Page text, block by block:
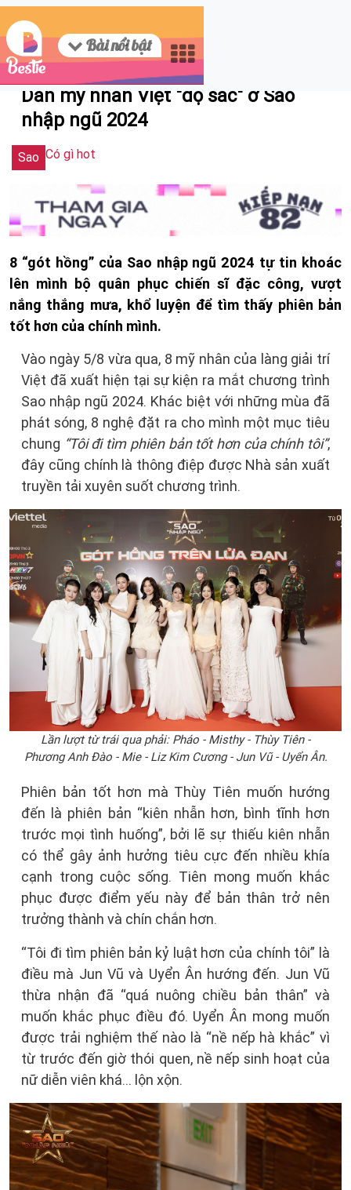
Bài nổi bật
08/06/2024 14:57
Dàn mỹ nhân Việt "đọ sắc" ở Sao
nhập ngũ 2024
Sao Có gì hot
8 “gót hồng” của Sao nhập ngũ 2024 tự tin khoác
lên mình bộ quân phục chiến sĩ đặc công, vượt
nắng thắng mưa, khổ luyện để tìm thấy phiên bản
tốt hơn của chính mình.
Vào ngày 5/8 vừa qua, 8 mỹ nhân của làng giải trí
Việt đã xuất hiện tại sự kiện ra mắt chương trình
Sao nhập ngũ 2024. Khác biệt với những mùa đã
phát sóng, 8 nghệ đặt ra cho mình một mục tiêu
chung “Tôi đi tìm phiên bản tốt hơn của chính tôi”,
đây cũng chính là thông điệp được Nhà sản xuất
truyền tải xuyên suốt chương trình.
Lần lượt từ trái qua phải: Pháo - Misthy - Thùy Tiên -
Phương Anh Đào - Mie - Liz Kim Cương - Jun Vũ - Uyển Ân.
Phiên bản tốt hơn mà Thùy Tiên muốn hướng
đến là phiên bản “kiên nhẫn hơn, bình tĩnh hơn
trước mọi tình huống”, bởi lẽ sự thiếu kiên nhẫn
có thể gây ảnh hưởng tiêu cực đến nhiều khía
cạnh trong cuộc sống. Tiên mong muốn khắc
phục được điểm yếu này để bản thân trở nên
trưởng thành và chín chắn hơn.
“Tôi đi tìm phiên bản kỷ luật hơn của chính tôi” là
điều mà Jun Vũ và Uyển Ân hướng đến. Jun Vũ
thừa nhận đã “quá nuông chiều bản thân” và
muốn khắc phục điều đó. Uyển Ân mong muốn
được trải nghiệm thế nào là “nề nếp hà khắc” vì
từ trước đến giờ thói quen, nề nếp sinh hoạt của
nữ diễn viên khá… lộn xộn.